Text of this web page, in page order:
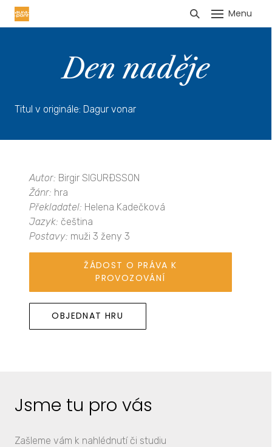
Menu
Den naděje
Titul v originále: Dagur vonar
Autor: Birgir SIGURÐSSON
Žánr: hra
Překladatel: Helena Kadečková
Jazyk: čeština
Postavy: muži 3 ženy 3
ŽÁDOST O PRÁVA K
PROVOZOVÁNÍ
OBJEDNAT HRU
Jsme tu pro vás
Zašleme vám k nahlédnutí či studiu